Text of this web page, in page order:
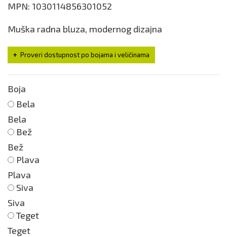
MPN: 1030114856301052
Muška radna bluza, modernog dizajna
Proveri dostupnost po bojama i veličinama
Boja
Bela
Bela
Bež
Bež
Plava
Plava
Siva
Siva
Teget
Teget